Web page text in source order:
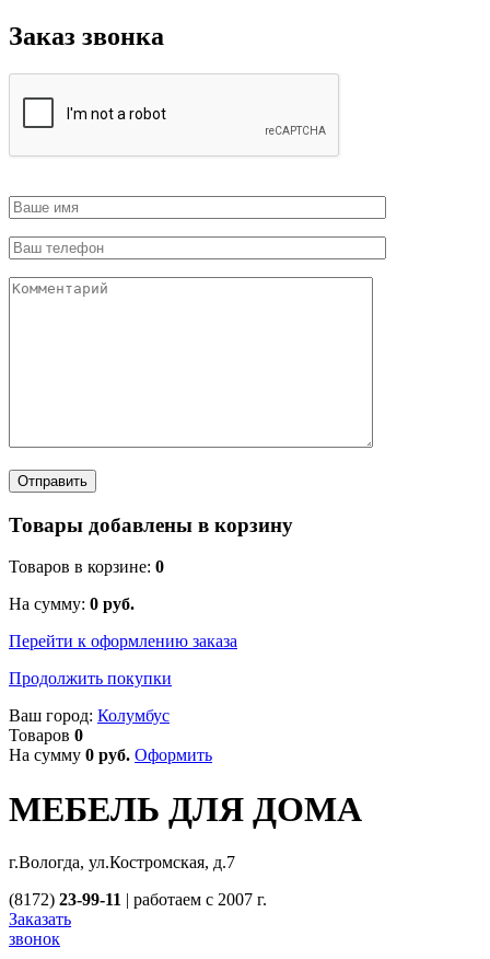
Заказ звонка
Товары добавлены в корзину
Товаров в корзине: 0
На сумму: 0 руб.
Перейти к оформлению заказа
Продолжить покупки
Ваш город: Колумбус
Товаров 0
На сумму 0 руб. Оформить
МЕБЕЛЬ ДЛЯ ДОМА
г.Вологда, ул.Костромская, д.7
(8172) 23-99-11 | работаем с 2007 г.
Заказать
звонок